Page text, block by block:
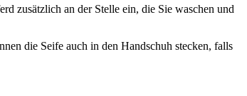
zusätzlich an der Stelle ein, die Sie waschen und
die Seife auch in den Handschuh stecken, falls